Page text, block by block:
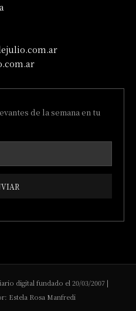
de la semana en tu
digital fundado el 20/03/2007 |
Estela Rosa Manfredi